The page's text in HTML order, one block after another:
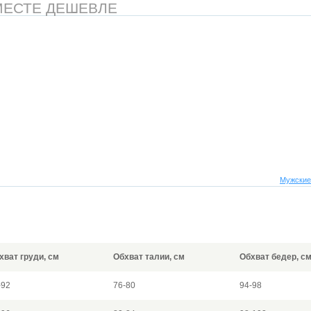
ДЕШЕВЛЕ
груди, см Обхват талии, см Обхват бедер, см
76-80 94-98